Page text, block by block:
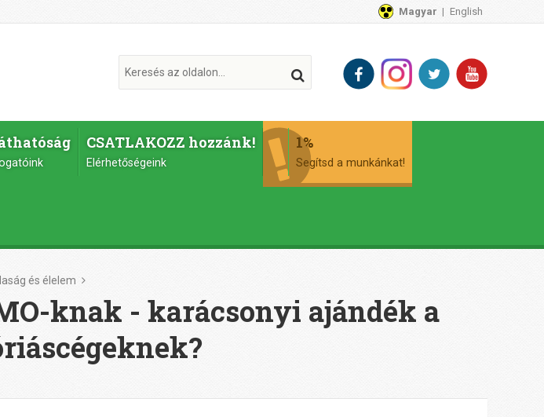
Magyar English
CSATLAKOZZ hozzánk!
Elérhetőségeink
1%
Segítsd a munkánkat!
és élelem
knak - karácsonyi ajándék a